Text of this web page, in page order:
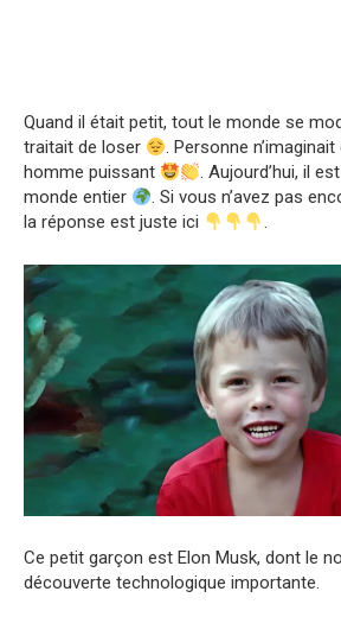
Quand il était petit, tout le monde se
traitait de loser
. Personne n’imaginait
homme puissant
. Aujourd’hui, il
monde entier
. Si vous n’avez pas
la réponse est juste ici
.
Ce petit garçon est Elon Musk, dont le
découverte technologique importante.